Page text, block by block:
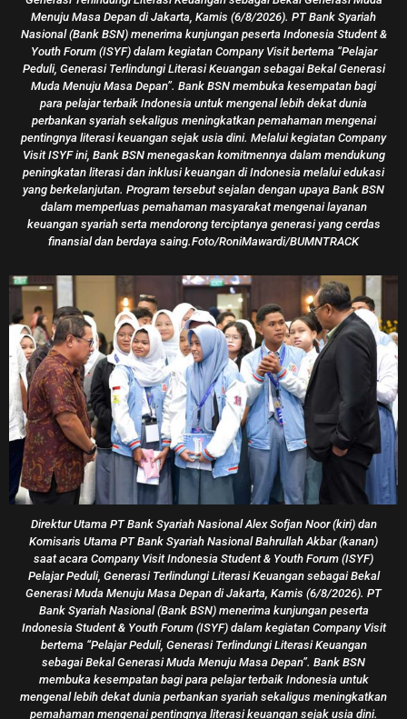
Perkuat Transformasi Digital Dalam Ekosistem
Danantara, BTN Gandeng Artajasa Perluas Layanan
Roni Mawardi09/07/2026
TikTok Luncurkan “Makan Dengan Makna” Untuk
Dorong Pola Makan Sehat Dan Rayakan Pangan Lokal
Indonesia
Roni Mawardi 09/07/2026